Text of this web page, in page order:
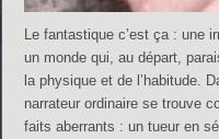
Le fantastique c’est ça : une
un monde qui, au départ,
la physique et de l’habitude.
narrateur ordinaire se trouve
faits aberrants : un tueur en